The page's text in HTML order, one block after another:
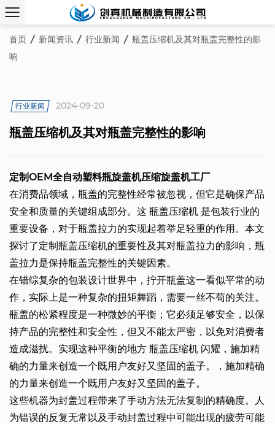
首页 / 新闻资讯 / 行业新闻 / 瓶盖压缩机及其对瓶盖完整性的影
响
行业新闻 2024-09-20
瓶盖压缩机及其对瓶盖完整性的影响
定制OEM全自动塑料瓶旋盖机压缩旋盖机工厂
在消费品领域，瓶盖的完整性经常被忽视，但它是确保产品
安全和质量的关键组成部分。这 瓶盖压缩机 是包装行业的
重要设备，对于瓶盖拉力的实现起着举足轻重的作用。本文
探讨了定制瓶盖压缩机的重要性及其对瓶盖拉力的影响，瓶
盖拉力是保持瓶盖完整性的关键因素。
在错综复杂的包装设计世界中，拧开瓶盖这一看似平常的动
作，实际上是一种复杂的扭矩舞蹈，需要一丝不苟的关注。
瓶盖的松紧程度是一种微妙的平衡；它必须足够安全，以保
持产品的完整性和安全性，但又不能太严密，以免对消费者
造成滋扰。实现这种平衡的地方 瓶盖压缩机 闪耀，施加精
确的力量来创造一个既用户友好又坚固的盖子。，施加精确
的力量来创造一个既用户友好又坚固的盖子。
这些机器为封盖过程带来了手动方法无法复制的精确度。人
为错误的反复无常以及手动封盖过程中可能出现的疲劳可能